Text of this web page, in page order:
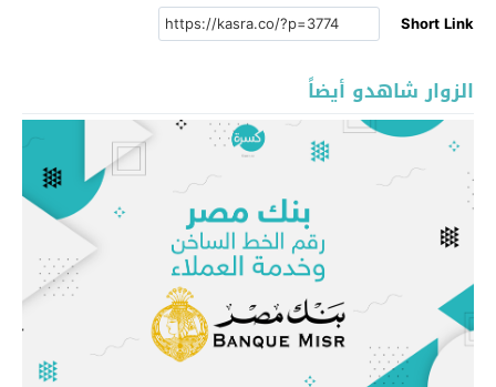
Short Link
الزوار شاهدو أيضاً